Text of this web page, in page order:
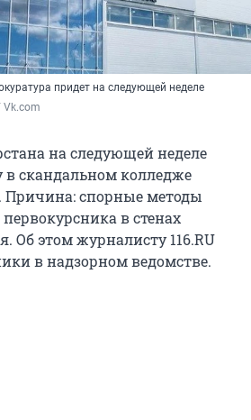
придет на следующей неделе
Vk.com
на следующей неделе
в скандальном колледже
Причина: спорные методы
в стенах
Об этом журналисту 116.RU
в надзорном ведомстве.